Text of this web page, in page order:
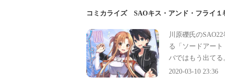
コミカライズ SAOキス・アンド・フライ
川原礫氏の
る「ソードアー
バではもう出て
ざる物語集』で、
2020-03-10 23:36